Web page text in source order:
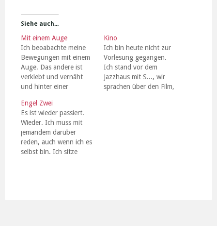
Siehe auch...
Mit einem Auge
Ich beoabachte meine
Bewegungen mit einem
Auge. Das andere ist
verklebt und vernäht
und hinter einer
Immer wieder muß ich in
meinen Bewegungen
innehalten, damit sie mir
nicht schon wieder
entgleiten. Es ist
vielleicht schon zu spät,
Kino
Ich bin heute nicht zur
Vorlesung gegangen.
Ich stand vor dem
Jazzhaus mit S..., wir
sprachen über den Film,
Engel Zwei
Es ist wieder passiert.
Wieder. Ich muss mit
jemandem darüber
reden, auch wenn ich es
selbst bin. Ich sitze